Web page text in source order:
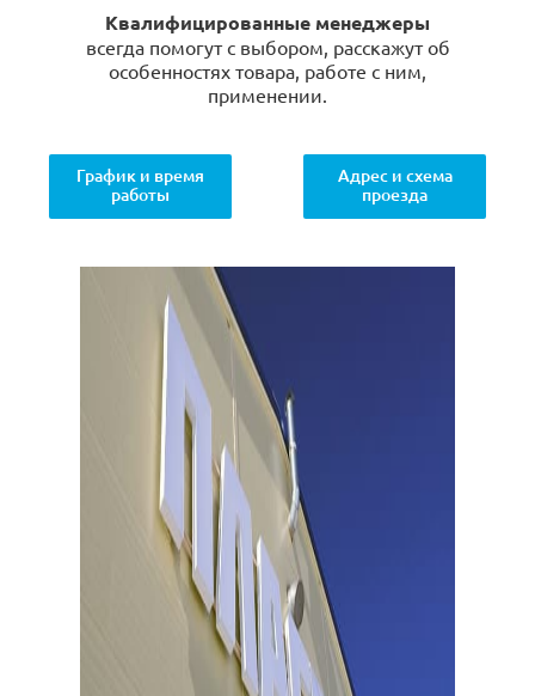
Квалифицированные менеджеры
всегда помогут с выбором, расскажут об
особенностях товара, работе с ним,
применении.
График и время
работы
Адрес и схема
проезда